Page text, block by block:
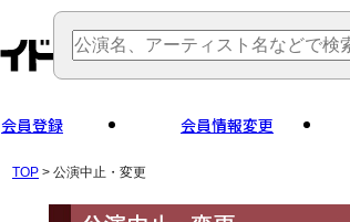
会員登録 会員情報変更
TOP > 公演中止・変更